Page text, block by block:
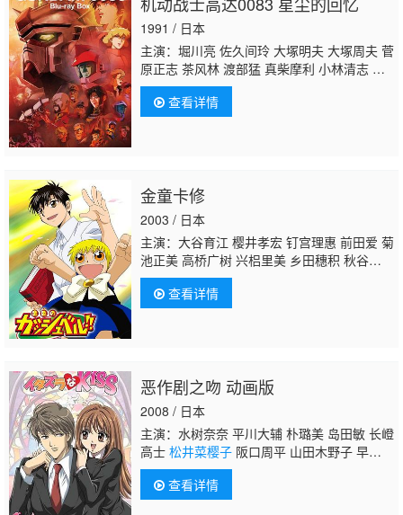
1991 / 日本
主演：堀川亮 佐久间玲 大塚明夫 大塚周夫 菅
原正志 茶风林 渡部猛 真柴摩利 小林清志 田
中秀幸 西村知道 乡里大辅 玄田哲章 小林优
子 山田义晴 伊仓一惠 岸野一彦 中村大树 藤
城裕士 菊池正美 飞田展男 户谷公次 干本雄
查看详情
金童卡修
2003 / 日本
主演：大谷育江 樱井孝宏 钉宫理惠 前田爱 菊
池正美 高桥广树 兴梠里美 乡田穗积 秋谷智
子 折笠富美子 小岛一成 山崎和佳奈 置鲇龙太
郎 池泽春菜 石田彰 纳谷六朗 冈村明美 三石
琴乃 高桥直纯 西村千奈美 藤田淑子
正 竹内顺子 宍户留美 园部启一 诹访部顺
一 金井美香 关俊彦 铃木晶子 丰岛真千子 山
田木野子 熊井统子 山口健 浦和惠 神谷浩
史 小野大辅 御园行洋
查看详情
恶作剧之吻 动画版
2008 / 日本
主演：水树奈奈 平川大辅 朴璐美 岛田敏 长嶝
高士 松井菜樱子阪口周平 山田木野子 早水理
沙 大塚明夫 增田由纪 世户沙织 野田顺子 后
藤邑子 青山穰 高乃丽 高垣彩阳 铃木千寻 利
根健太朗 神奈延年 斋贺光希 井上麻里奈 片贝
查看详情